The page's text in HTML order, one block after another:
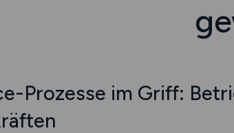
Prozesse im Griff: